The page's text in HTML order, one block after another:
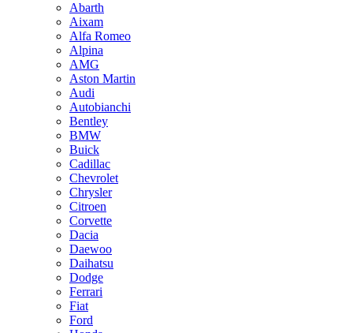
Abarth
Aixam
Alfa Romeo
Alpina
AMG
Aston Martin
Audi
Autobianchi
Bentley
BMW
Buick
Cadillac
Chevrolet
Chrysler
Citroen
Corvette
Dacia
Daewoo
Daihatsu
Dodge
Ferrari
Fiat
Ford